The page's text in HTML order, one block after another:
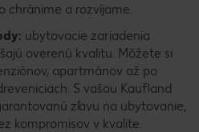
chránime a rozvíjame.
ubytovacie zariadenia
overenú kvalitu. Môžete si
apartmánov až po
S vašou Kaufland
zľavu na ubytovanie,
kompromisov v kvalite.